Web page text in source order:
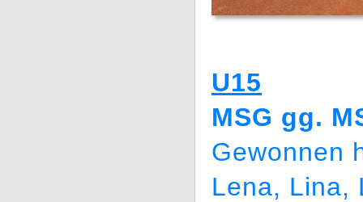
U15
MSG gg.
Gewonnen
Lena, Lina,